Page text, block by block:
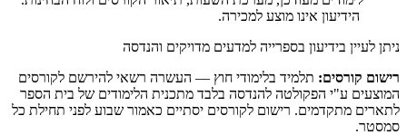
הידיעון אינו מוצע למכירה.
ניתן לעיין בידיעון בספרייה למדעים מדויקים והנדסה
רישום קורסים: תלמיד בלימודי חוץ — העשרה רשאי להירשם לקורסים
המוצעים ע"י הפקולטה להנדסה בלבד מתכנית הלימודים של בית הספר
לתארים מתקדמים. רישום לקורסים יסתיים כאמור שבוע לפני תחילת כל
סמסטר.